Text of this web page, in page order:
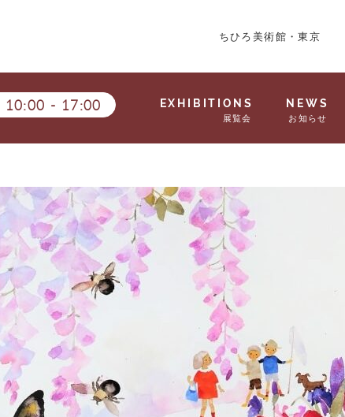
ちひろ美術館・東京
10:00 - 17:00 EXHIBITIONS
展覧会
NEWS
お知らせ